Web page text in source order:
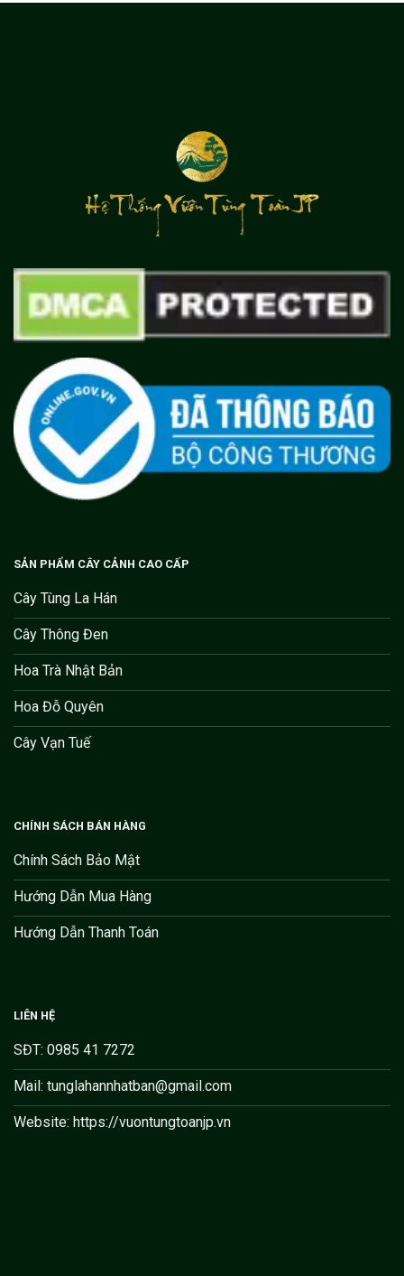
SẢN PHẨM CÂY CẢNH CAO CẤP
Cây Tùng La Hán
Cây Thông Đen
Hoa Trà Nhật Bản
Hoa Đỗ Quyên
Cây Vạn Tuế
CHÍNH SÁCH BÁN HÀNG
Chính Sách Bảo Mật
Hướng Dẫn Mua Hàng
Hướng Dẫn Thanh Toán
LIÊN HỆ
SĐT: 0985 41 7272
Mail: tunglahannhatban@gmail.com
Website: https://vuontungtoanjp.vn